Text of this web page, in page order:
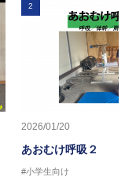
2
2026/01/20
あおむけ呼吸２
#小学生向け